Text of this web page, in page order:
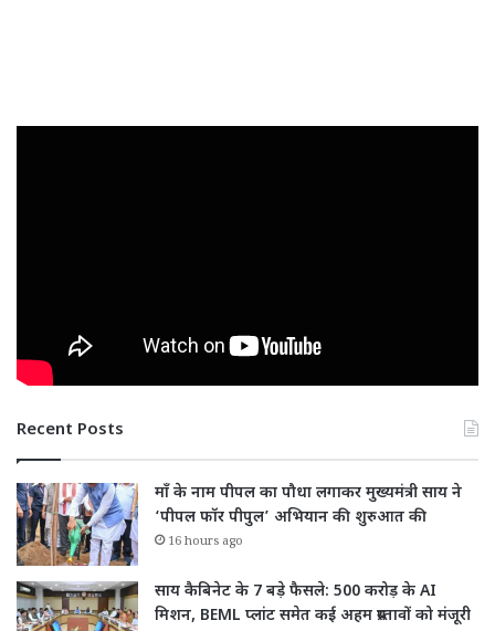
Recent Posts
माँ के नाम पीपल का पौधा लगाकर मुख्यमंत्री साय ने
‘पीपल फॉर पीपुल’ अभियान की शुरुआत की
16 hours ago
साय कैबिनेट के 7 बड़े फैसले: 500 करोड़ के AI
मिशन, BEML प्लांट समेत कई अहम प्रस्तावों को मंजूरी